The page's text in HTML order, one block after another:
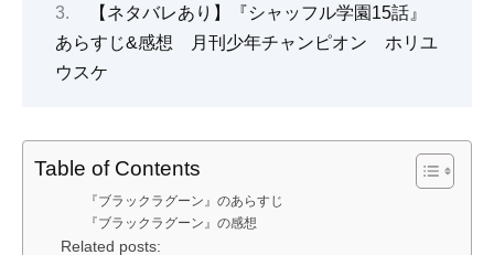
【ネタバレあり】『シャッフル学園15話』
あらすじ&感想 月刊少年チャンピオン ホリユ
ウスケ
Table of Contents
『ブラックラグーン』のあらすじ
『ブラックラグーン』の感想
Related posts: